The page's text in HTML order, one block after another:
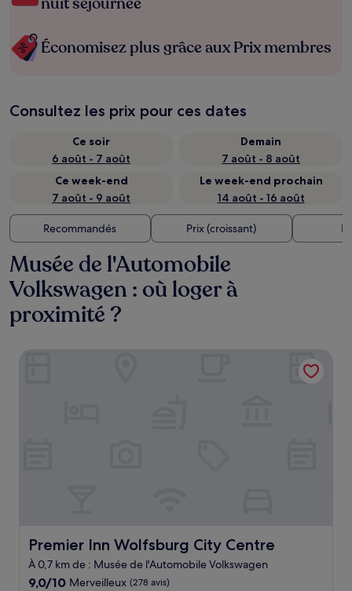
Économisez plus grâce aux Prix membres
Consultez les prix pour ces dates
Ce soir
6 août - 7 août
Demain
7 août - 8 août
Ce week-end
7 août - 9 août
Le week-end prochain
14 août - 16 août
Recommandés Prix (croissant)
Musée de l'Automobile
Volkswagen : où loger à
proximité ?
Premier Inn Wolfsburg City Centre
Premier Inn Wolfsburg City Centre
À 0,7 km de : Musée de l'Automobile Volkswagen
9.0
9,0/10 Merveilleux (278 avis)